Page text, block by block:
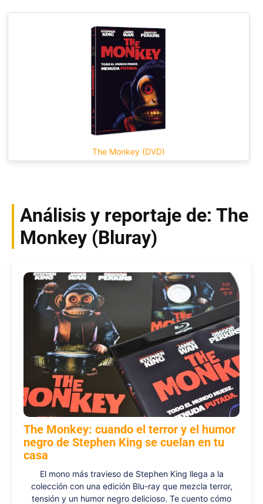
The Monkey (DVD)
Análisis y reportaje de: The
Monkey (Bluray)
The Monkey: cuando el terror y el humor
negro de Stephen King se cuelan en tu
casa
El mono más travieso de Stephen King llega a la
colección con una edición Blu-ray que mezcla terror,
tensión y un humor negro delicioso. Te cuento cómo